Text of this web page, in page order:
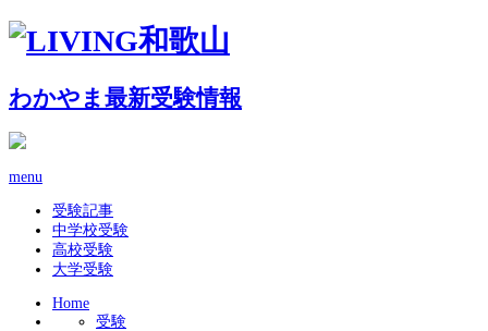
わかやま最新受験情報
menu
受験記事
中学校受験
高校受験
大学受験
Home
受験